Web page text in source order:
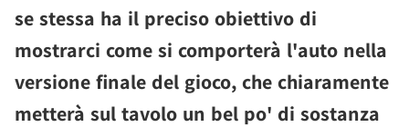
se stessa ha il preciso obiettivo di
mostrarci come si comporterà l'auto nella
versione finale del gioco, che chiaramente
metterà sul tavolo un bel po' di sostanza